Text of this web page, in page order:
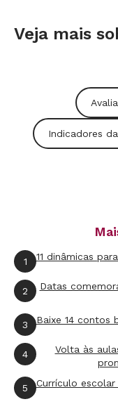
mesma
as
requisito
O debate da
de romper com
soluções
resultado. No
aprendizagem,
criado no
não existiria
Avaliação da
1990 e
Fernando
Veja mais
Indicadores
1 11 dinâmicas
2
Datas
3 Baixe 14 contos
4
Volta às
5 Currículo